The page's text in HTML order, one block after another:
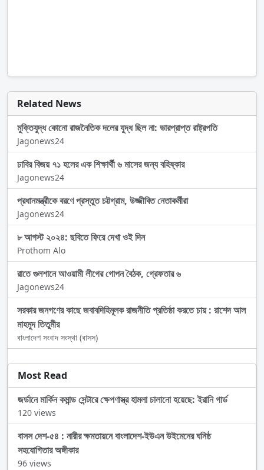
Related News
মুক্তিযুদ্ধ কোনো রাজনৈতিক দলের যুদ্ধ ছিল না: ভারপ্রাপ্ত রাষ্ট্রপতি
Jagonews24
ঢাবির বিজয় ৭১ হলের এক শিক্ষার্থী ৬ মাসের জন্য বহিষ্কার
Jagonews24
প্রধানমন্ত্রীকে বরণে প্রস্তুত চট্টগ্রাম, উজ্জীবিত নেতাকর্মীরা
Jagonews24
৮ আগস্ট ২০২৪: ছবিতে ফিরে দেখা ওই দিন
Prothom Alo
রাতে গুলশানে আওয়ামী লীগের গোপন বৈঠক, গ্রেফতার ৬
Jagonews24
সরকার জনগণের কাছে জবাবদিহিমূলক রাজনীতি প্রতিষ্ঠা করতে চায় : রাশেদ আল
মাহমুদ তিতুমীর
বাংলাদেশ সংবাদ সংস্থা (বাসস)
Most Read
জর্ডানে মার্কিন কমান্ড সেন্টারে ক্ষেপণাস্ত্র হামলা চালানো হয়েছে: ইরানি গার্ড
120 views
বাসস দেশ-৫৪ : নারীর ক্ষমতায়নে বাংলাদেশ-ইউএন উইমেনের ঘনিষ্ঠ
সহযোগিতার অঙ্গীকার
96 views